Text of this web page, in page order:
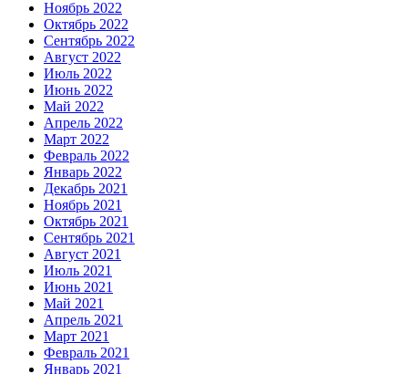
Ноябрь 2022
Октябрь 2022
Сентябрь 2022
Август 2022
Июль 2022
Июнь 2022
Май 2022
Апрель 2022
Март 2022
Февраль 2022
Январь 2022
Декабрь 2021
Ноябрь 2021
Октябрь 2021
Сентябрь 2021
Август 2021
Июль 2021
Июнь 2021
Май 2021
Апрель 2021
Март 2021
Февраль 2021
Январь 2021